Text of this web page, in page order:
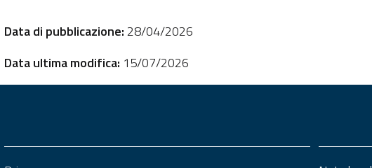
Data di pubblicazione:28/04/2026
Data ultima modifica: 15/07/2026